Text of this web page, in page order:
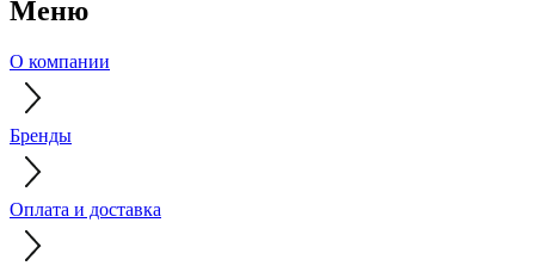
Меню
О компании
Бренды
Оплата и доставка